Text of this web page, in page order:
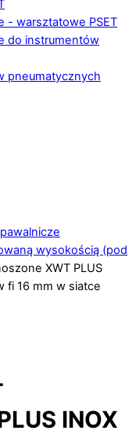
- warsztatowe PSET
do instrumentów
pneumatycznych
wysokością (pod
XWT PLUS
fi 16 mm w siatce
INOX